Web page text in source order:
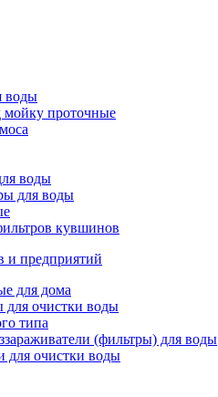
воды
проточные
воды
для воды
кувшинов
и предприятий
для дома
очистки воды
типа
(фильтры) для воды
для очистки воды